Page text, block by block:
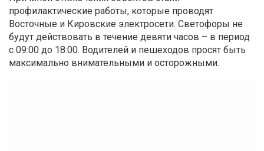
профилактические работы, которые проводят
Восточные и Кировские электросети. Светофоры не
будут действовать в течение девяти часов – в период
с 09:00 до 18:00. Водителей и пешеходов просят быть
максимально внимательными и осторожными.